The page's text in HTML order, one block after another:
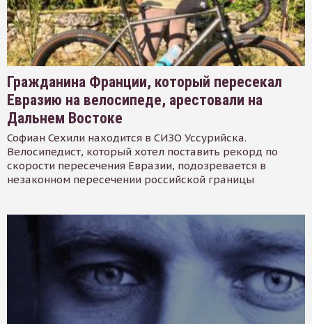
Гражданина Франции, который пересекал
Евразию на велосипеде, арестовали на
Дальнем Востоке
Софиан Сехили находится в СИЗО Уссурийска.
Велосипедист, который хотел поставить рекорд по
скорости пересечения Евразии, подозревается в
незаконном пересечении российской границы